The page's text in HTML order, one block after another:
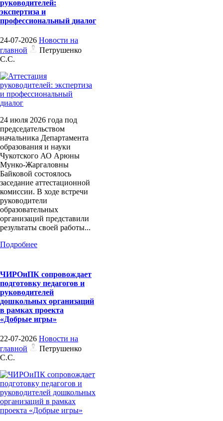
руководителей:
экспертиза и
профессиональный диалог
24-07-2026 Новости на
главной
Петрушенко
С.С.
24 июля 2026 года под
председательством
начальника Департамента
образования и науки
Чукотского АО Арюны
Мунко-Жаргаловны
Байковой состоялось
заседание аттестационной
комиссии. В ходе встречи
руководители
образовательных
организаций представили
результаты своей работы...
Подробнее
ЧИРОиПК сопровождает
подготовку педагогов и
руководителей
дошкольных организаций
в рамках проекта
«Добрые игры»
22-07-2026 Новости на
главной
Петрушенко
С.С.